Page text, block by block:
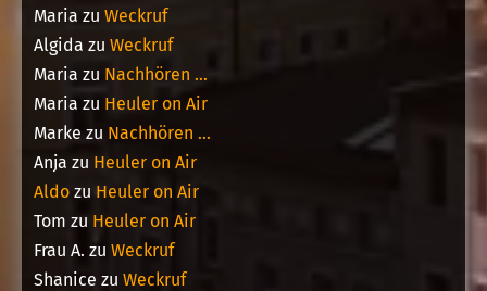
Maria zu Weckruf
Algida zu Weckruf
Maria zu Nachhören …
Maria zu Heuler on Air
Marke zu Nachhören …
Anja zu Heuler on Air
Aldo zu Heuler on Air
Tom zu Heuler on Air
Frau A. zu Weckruf
Shanice zu Weckruf